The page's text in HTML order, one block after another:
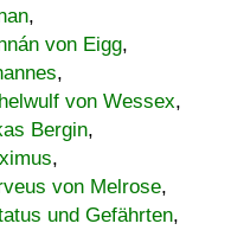
,
von Eigg,
,
von Wessex,
Bergin,
,
von Melrose,
und Gefährten,